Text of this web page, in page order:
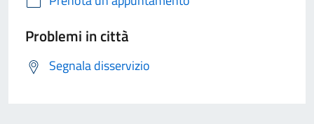
Problemi in città
Segnala disservizio